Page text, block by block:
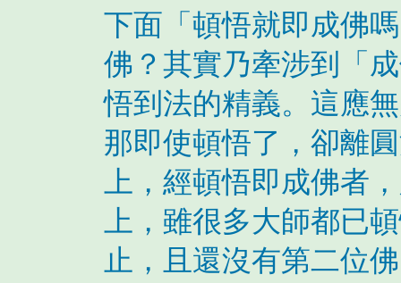
下面「頓悟就即成佛
佛？其實乃牽涉到「
悟到法的精義。這應
那即使頓悟了，卻離
上，經頓悟即成佛者
上，雖很多大師都已
止，且還沒有第二位